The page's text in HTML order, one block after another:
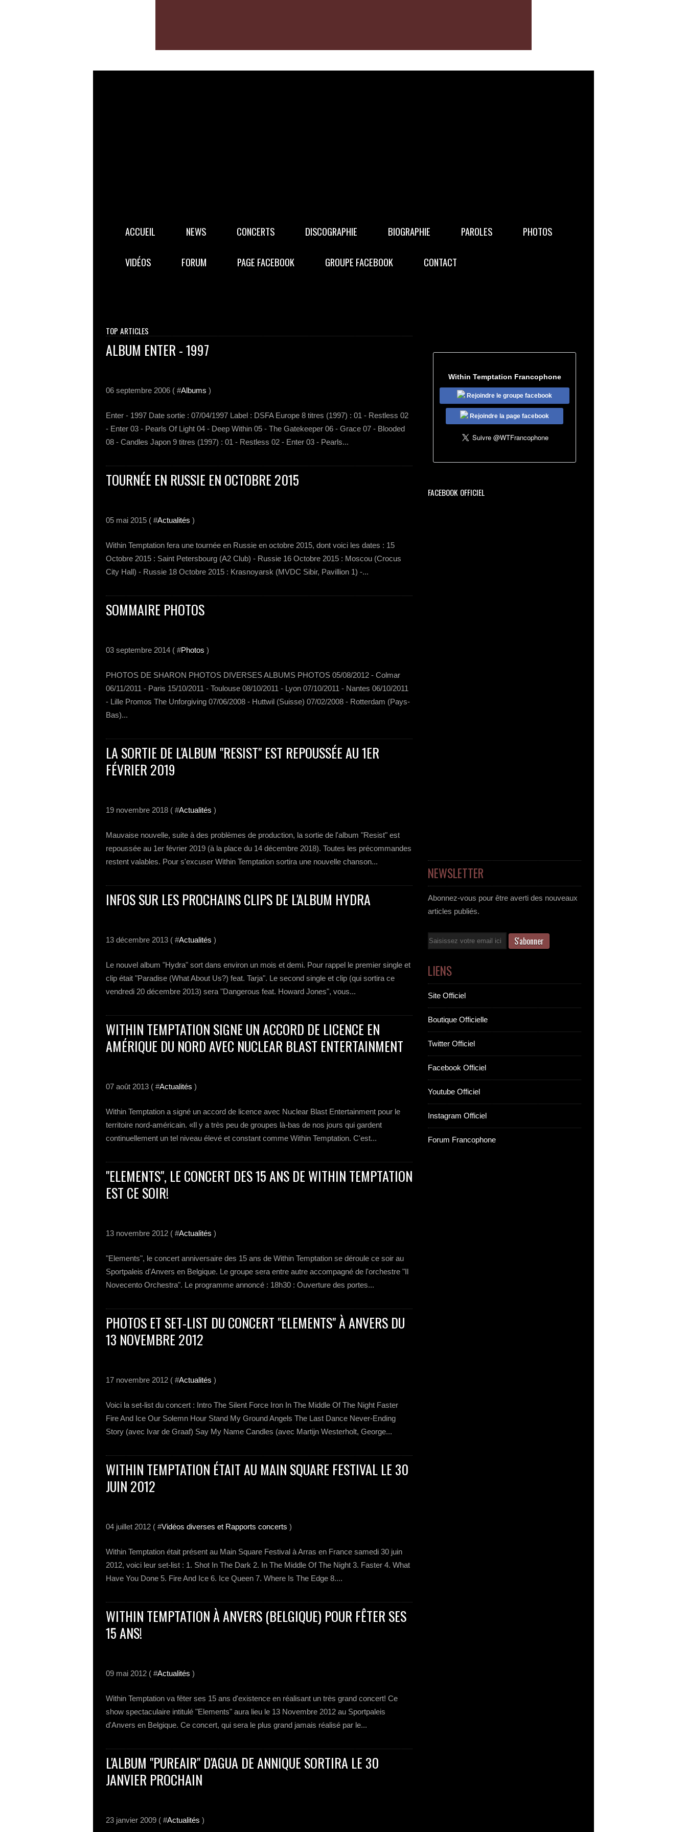
ACCUEIL NEWS CONCERTS DISCOGRAPHIE BIOGRAPHIE PAROLES PHOTOS
VIDÉOS FORUM PAGE FACEBOOK GROUPE FACEBOOK CONTACT
TOP ARTICLES
ALBUM ENTER - 1997
06 septembre 2006 ( #Albums )
Enter - 1997 Date sortie : 07/04/1997 Label : DSFA Europe 8 titres (1997) : 01 - Restless 02
- Enter 03 - Pearls Of Light 04 - Deep Within 05 - The Gatekeeper 06 - Grace 07 - Blooded
08 - Candles Japon 9 titres (1997) : 01 - Restless 02 - Enter 03 - Pearls...
TOURNÉE EN RUSSIE EN OCTOBRE 2015
05 mai 2015 ( #Actualités )
Within Temptation fera une tournée en Russie en octobre 2015, dont voici les dates : 15
Octobre 2015 : Saint Petersbourg (A2 Club) - Russie 16 Octobre 2015 : Moscou (Crocus
City Hall) - Russie 18 Octobre 2015 : Krasnoyarsk (MVDC Sibir, Pavillion 1) -...
SOMMAIRE PHOTOS
03 septembre 2014 ( #Photos )
PHOTOS DE SHARON PHOTOS DIVERSES ALBUMS PHOTOS 05/08/2012 - Colmar
06/11/2011 - Paris 15/10/2011 - Toulouse 08/10/2011 - Lyon 07/10/2011 - Nantes 06/10/2011
- Lille Promos The Unforgiving 07/06/2008 - Huttwil (Suisse) 07/02/2008 - Rotterdam (Pays-
Bas)...
LA SORTIE DE L'ALBUM "RESIST" EST REPOUSSÉE AU 1ER
FÉVRIER 2019
19 novembre 2018 ( #Actualités )
Mauvaise nouvelle, suite à des problèmes de production, la sortie de l'album "Resist" est
repoussée au 1er février 2019 (à la place du 14 décembre 2018). Toutes les précommandes
restent valables. Pour s'excuser Within Temptation sortira une nouvelle chanson...
INFOS SUR LES PROCHAINS CLIPS DE L'ALBUM HYDRA
13 décembre 2013 ( #Actualités )
Le nouvel album "Hydra" sort dans environ un mois et demi. Pour rappel le premier single et
clip était "Paradise (What About Us?) feat. Tarja". Le second single et clip (qui sortira ce
vendredi 20 décembre 2013) sera "Dangerous feat. Howard Jones", vous...
WITHIN TEMPTATION SIGNE UN ACCORD DE LICENCE EN
AMÉRIQUE DU NORD AVEC NUCLEAR BLAST ENTERTAINMENT
07 août 2013 ( #Actualités )
Within Temptation a signé un accord de licence avec Nuclear Blast Entertainment pour le
territoire nord-américain. «Il y a très peu de groupes là-bas de nos jours qui gardent
continuellement un tel niveau élevé et constant comme Within Temptation. C'est...
"ELEMENTS", LE CONCERT DES 15 ANS DE WITHIN TEMPTATION
EST CE SOIR!
13 novembre 2012 ( #Actualités )
"Elements", le concert anniversaire des 15 ans de Within Temptation se déroule ce soir au
Sportpaleis d'Anvers en Belgique. Le groupe sera entre autre accompagné de l'orchestre "Il
Novecento Orchestra". Le programme annoncé : 18h30 : Ouverture des portes...
PHOTOS ET SET-LIST DU CONCERT "ELEMENTS" À ANVERS DU
13 NOVEMBRE 2012
17 novembre 2012 ( #Actualités )
Voici la set-list du concert : Intro The Silent Force Iron In The Middle Of The Night Faster
Fire And Ice Our Solemn Hour Stand My Ground Angels The Last Dance Never-Ending
Story (avec Ivar de Graaf) Say My Name Candles (avec Martijn Westerholt, George...
WITHIN TEMPTATION ÉTAIT AU MAIN SQUARE FESTIVAL LE 30
JUIN 2012
04 juillet 2012 ( #Vidéos diverses et Rapports concerts )
Within Temptation était présent au Main Square Festival à Arras en France samedi 30 juin
2012, voici leur set-list : 1. Shot In The Dark 2. In The Middle Of The Night 3. Faster 4. What
Have You Done 5. Fire And Ice 6. Ice Queen 7. Where Is The Edge 8....
WITHIN TEMPTATION À ANVERS (BELGIQUE) POUR FÊTER SES
15 ANS!
09 mai 2012 ( #Actualités )
Within Temptation va fêter ses 15 ans d'existence en réalisant un très grand concert! Ce
show spectaculaire intitulé "Elements" aura lieu le 13 Novembre 2012 au Sportpaleis
d'Anvers en Belgique. Ce concert, qui sera le plus grand jamais réalisé par le...
L'ALBUM "PUREAIR" D'AGUA DE ANNIQUE SORTIRA LE 30
JANVIER PROCHAIN
23 janvier 2009 ( #Actualités )
Within Temptation Francophone
Rejoindre le groupe facebook
Rejoindre la page facebook
FACEBOOK OFFICIEL
NEWSLETTER
Abonnez-vous pour être averti des nouveaux
articles publiés.
Email
LIENS
Site Officiel
Boutique Officielle
Twitter Officiel
Facebook Officiel
Youtube Officiel
Instagram Officiel
Forum Francophone